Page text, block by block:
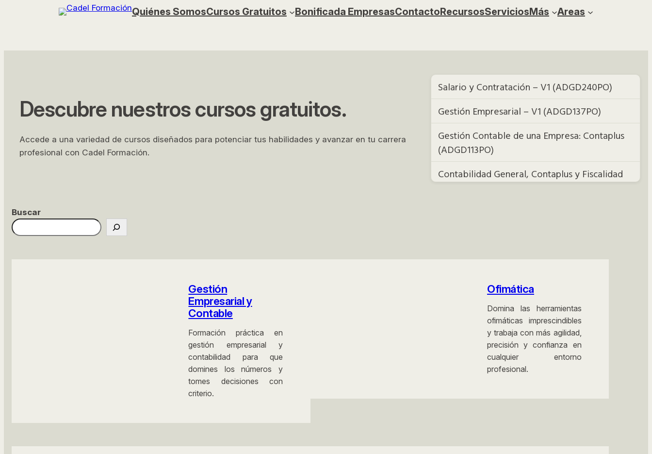
Quiénes SomosCursos Gratuitos Bonificada EmpresasContactoRecursosServiciosMás Areas
Descubre nuestros cursos gratuitos.
Accede a una variedad de cursos diseñados para potenciar tus habilidades y avanzar en tu carrera
profesional con Cadel Formación.
Salario y Contratación – V1 (ADGD240PO)
Gestión Empresarial – V1 (ADGD137PO)
Gestión Contable de una Empresa: Contaplus
(ADGD113PO)
Contabilidad General, Contaplus y Fiscalidad
Fundamentos de Excel (ADGG021PO)
Word Nivel Avanzado (ADGG084PO)
Ofimática en la Nube – Google Drive
(ADGG055PO)
Ofimática (ADGG053PO)
Buscar
Gestión
Empresarial y
Contable
Formación práctica en
gestión empresarial y
contabilidad para que
domines los números y
tomes decisiones con
criterio.
Ofimática
Domina las herramientas
ofimáticas imprescindibles
y trabaja con más agilidad,
precisión y confianza en
cualquier entorno
profesional.